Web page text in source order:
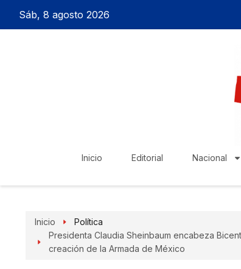
Sáb, 8 agosto 2026
Inicio Editorial Nacional
Inicio
Política
Presidenta Claudia Sheinbaum encabeza
creación de la Armada de México